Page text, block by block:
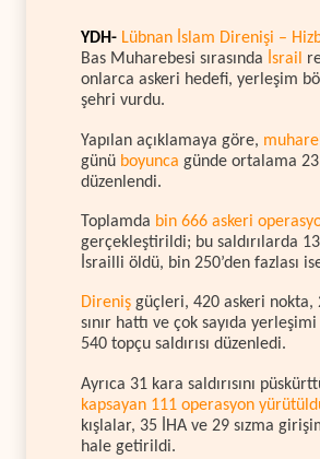
YDH- Lübnan İslam Direnişi –
Bas Muharebesi sırasında İsrail
onlarca askeri hedefi, yerleşim
şehri vurdu.
Yapılan açıklamaya göre,
günü boyunca günde ortalama
düzenlendi.
Toplamda bin 666 askeri
gerçekleştirildi; bu saldırılarda
İsrailli öldü, bin 250’den fazlası
Direniş güçleri, 420 askeri nokta,
sınır hattı ve çok sayıda
540 topçu saldırısı düzenledi.
Ayrıca 31 kara saldırısını
kapsayan 111 operasyon
kışlalar, 35 İHA ve 29 sızma
hale getirildi.